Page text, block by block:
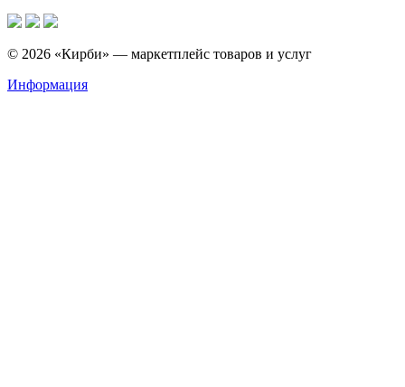
© 2026 «Кирби» — маркетплейс товаров и услуг
Информация